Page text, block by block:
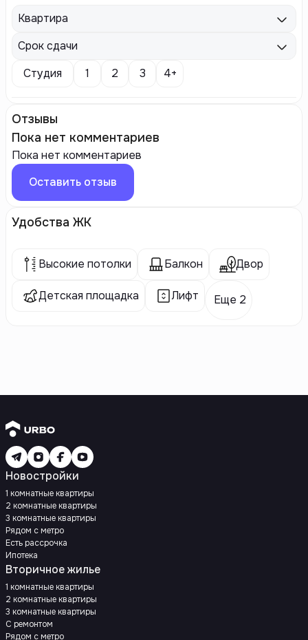
Квартира
Срок сдачи
Студия
1 2 3 4+
Отзывы
Пока нет комментариев
Пока нет комментариев
Оставить отзыв
Удобства ЖК
Высокие потолки Балкон Двор
Детская площадка Лифт Еще 2
Новостройки
1 комнатные квартиры
2 комнатные квартиры
3 комнатные квартиры
Рядом с метро
Есть рассрочка
Ипотека
Вторичное жилье
1 комнатные квартиры
2 комнатные квартиры
3 комнатные квартиры
С ремонтом
Рядом с метро